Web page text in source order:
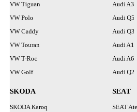
VW Tiguan
VW Polo
VW Caddy
VW Touran
VW T-Roc
VW Golf
Audi A3
Audi Q5
Audi Q3
Audi A1
Audi A6
Audi Q2
SKODA
SKODA Karoq
SEAT
SEAT